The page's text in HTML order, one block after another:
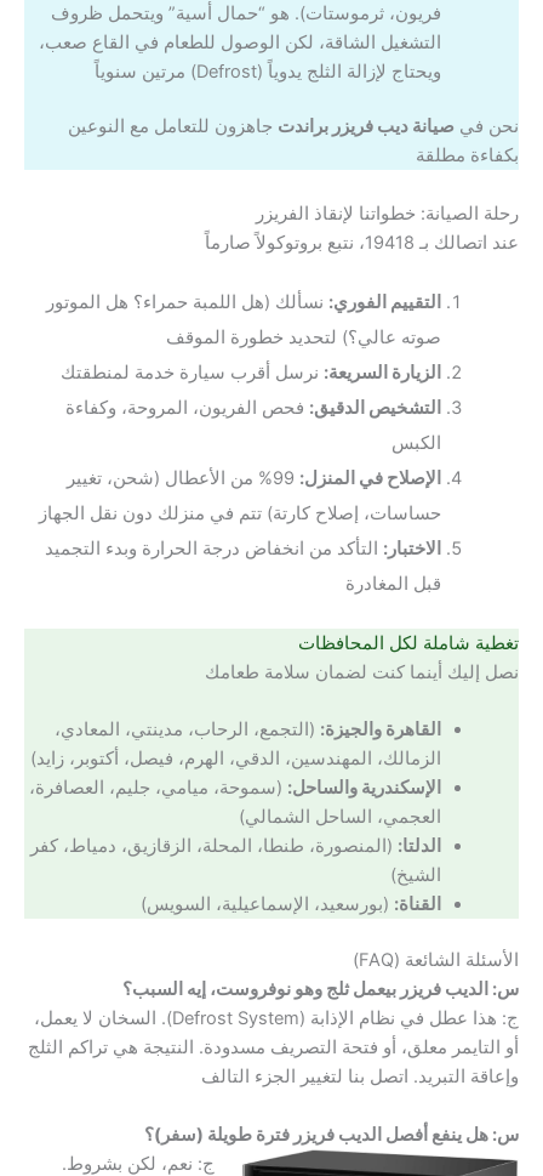
فريون، ثرموستات). هو “حمال أسية” ويتحمل ظروف
التشغيل الشاقة، لكن الوصول للطعام في القاع صعب،
ويحتاج لإزالة الثلج يدوياً (Defrost) مرتين سنوياً
نحن في صيانة ديب فريزر براندت جاهزون للتعامل مع النوعين
بكفاءة مطلقة
رحلة الصيانة: خطواتنا لإنقاذ الفريزر
عند اتصالك بـ 19418، نتبع بروتوكولاً صارماً
التقييم الفوري: نسألك (هل اللمبة حمراء؟ هل الموتور
صوته عالي؟) لتحديد خطورة الموقف
الزيارة السريعة: نرسل أقرب سيارة خدمة لمنطقتك
التشخيص الدقيق: فحص الفريون، المروحة، وكفاءة
الكبس
الإصلاح في المنزل:
99% من الأعطال (شحن، تغيير
حساسات، إصلاح كارتة) تتم في منزلك دون نقل الجهاز
الاختبار: التأكد من انخفاض درجة الحرارة وبدء التجميد
قبل المغادرة
تغطية شاملة لكل المحافظات
نصل إليك أينما كنت لضمان سلامة طعامك
القاهرة والجيزة: (التجمع، الرحاب، مدينتي، المعادي،
الزمالك، المهندسين، الدقي، الهرم، فيصل، أكتوبر، زايد)
الإسكندرية والساحل: (سموحة، ميامي، جليم، العصافرة،
العجمي، الساحل الشمالي)
الدلتا: (المنصورة، طنطا، المحلة، الزقازيق، دمياط، كفر
الشيخ)
القناة: (بورسعيد، الإسماعيلية، السويس)
الأسئلة الشائعة (FAQ)
س: الديب فريزر بيعمل ثلج وهو نوفروست، إيه السبب؟
ج: هذا عطل في نظام الإذابة (Defrost System). السخان لا يعمل،
أو التايمر معلق، أو فتحة التصريف مسدودة. النتيجة هي تراكم الثلج
وإعاقة التبريد. اتصل بنا لتغيير الجزء التالف
س: هل ينفع أفصل الديب فريزر فترة طويلة (سفر)؟
ج: نعم، لكن بشروط.